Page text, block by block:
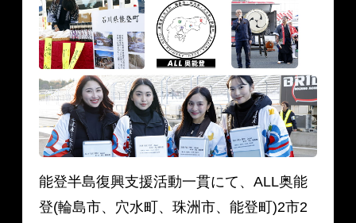
能登半島復興支援活動一貫にて、ALL奥能
登(輪島市、穴水町、珠洲市、能登町)2市2